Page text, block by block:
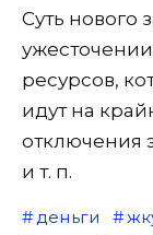
Суть нового
ресурсов,
идут на
отключения
и т. п.
деньги